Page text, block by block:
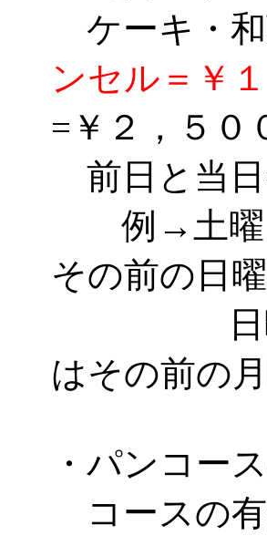
ケーキ・
ンセル＝￥
=￥２，５０
前日と当
例→土曜日
その前の日
日曜日の
はその前の
・パンコー
コースの有